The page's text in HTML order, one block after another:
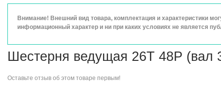
Внимание! Внешний вид товара, комплектация и характеристики
информационный характер и ни при каких условиях не является
Шестерня ведущая 26T 48P (вал
Оставьте отзыв об этом товаре первым!